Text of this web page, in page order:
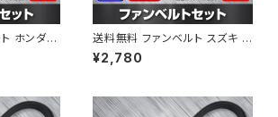
ホンダ フ
～H25.
ー） 1本 H
送料無料 ファンベルト スズキ ス
ペーシア 型式MK32S H25.03
～H30.02 （国内トップメーカ
¥2,780